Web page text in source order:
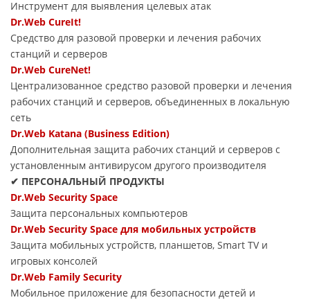
Инструмент для выявления целевых атак
Dr.Web CureIt!
Средство для разовой проверки и лечения рабочих
станций и серверов
Dr.Web CureNet!
Централизованное средство разовой проверки и лечения
рабочих станций и серверов, объединенных в локальную
сеть
Dr.Web Katana (Business Edition)
Дополнительная защита рабочих станций и серверов с
установленным антивирусом другого производителя
✔ ПЕРСОНАЛЬНЫЙ ПРОДУКТЫ
Dr.Web Security Space
Защита персональных компьютеров
Dr.Web Security Space для мобильных устройств
Защита мобильных устройств, планшетов, Smart TV и
игровых консолей
Dr.Web Family Security
Мобильное приложение для безопасности детей и